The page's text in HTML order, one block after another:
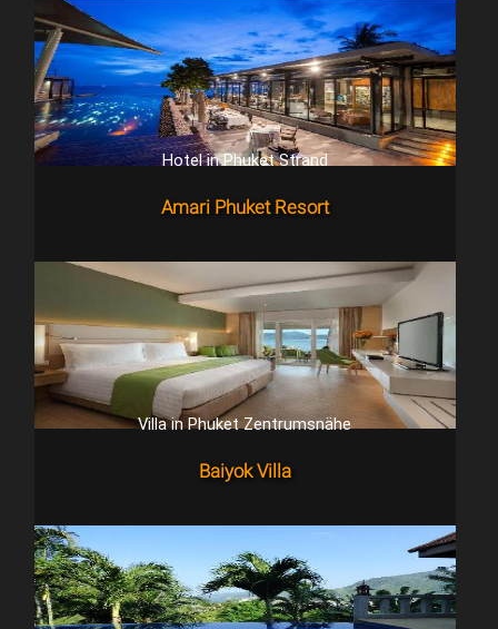
Hotel in Phuket Strand
Amari Phuket Resort
Villa in Phuket Zentrumsnähe
Baiyok Villa